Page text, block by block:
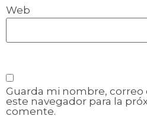
Web
Guarda mi nombre,
este navegador para la
comente.